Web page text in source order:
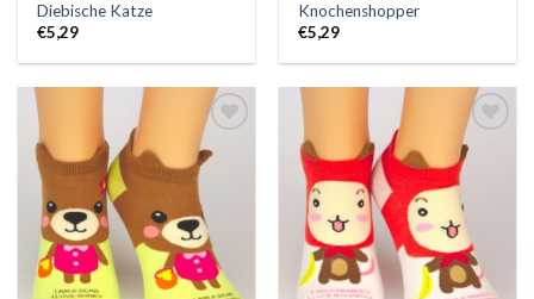
Diebische Katze
€5,29
Knochenshopper
€5,29
die
Wunschliste
die
Wunschliste